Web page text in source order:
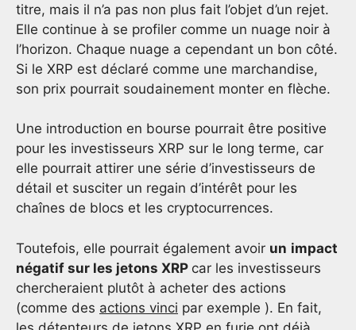
titre, mais il n’a pas non plus fait l’objet d’un rejet.
Elle continue à se profiler comme un nuage noir à
l’horizon. Chaque nuage a cependant un bon côté.
Si le XRP est déclaré comme une marchandise,
son prix pourrait soudainement monter en flèche.
Une introduction en bourse pourrait être positive
pour les investisseurs XRP sur le long terme, car
elle pourrait attirer une série d’investisseurs de
détail et susciter un regain d’intérêt pour les
chaînes de blocs et les cryptocurrences.
Toutefois, elle pourrait également avoir un impact
négatif sur les jetons XRP car les investisseurs
chercheraient plutôt à acheter des actions
(comme des actions vinci par exemple ). En fait,